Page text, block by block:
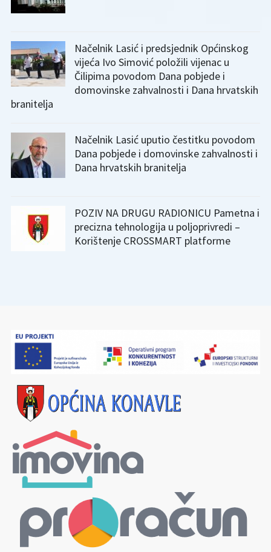
Načelnik Lasić i predsjednik Općinskog
vijeća Ivo Simović položili vijenac u
Čilipima povodom Dana pobjede i
domovinske zahvalnosti i Dana hrvatskih
branitelja
Načelnik Lasić uputio čestitku povodom
Dana pobjede i domovinske zahvalnosti i
Dana hrvatskih branitelja
POZIV NA DRUGU RADIONICU Pametna i
precizna tehnologija u poljoprivredi –
Korištenje CROSSMART platforme